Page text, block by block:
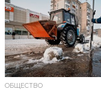
ОБЩЕСТВО